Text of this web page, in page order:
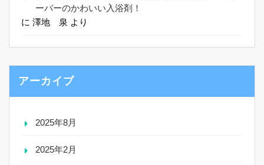
ーバーのかわいい入浴剤！
に 澤地 泉 より
アーカイブ
2025年8月
2025年2月